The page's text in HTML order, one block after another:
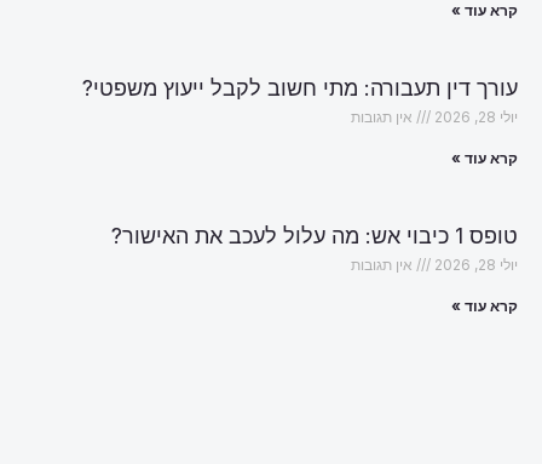
קרא עוד »
עורך דין תעבורה: מתי חשוב לקבל ייעוץ משפטי?
יולי 28, 2026 אין תגובות
קרא עוד »
טופס 1 כיבוי אש: מה עלול לעכב את האישור?
יולי 28, 2026 אין תגובות
קרא עוד »